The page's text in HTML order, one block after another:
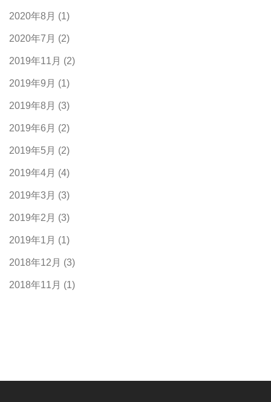
2020年8月 (1)
2020年7月 (2)
2019年11月 (2)
2019年9月 (1)
2019年8月 (3)
2019年6月 (2)
2019年5月 (2)
2019年4月 (4)
2019年3月 (3)
2019年2月 (3)
2019年1月 (1)
2018年12月 (3)
2018年11月 (1)